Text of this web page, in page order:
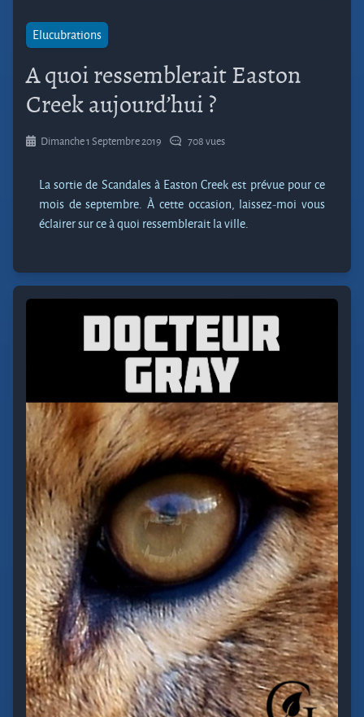
Elucubrations
A quoi ressemblerait Easton
Creek aujourd’hui ?
Dimanche 1 Septembre 2019 708 vues
La sortie de Scandales à Easton Creek est prévue pour ce
mois de septembre. À cette occasion, laissez-moi vous
éclairer sur ce à quoi ressemblerait la ville.